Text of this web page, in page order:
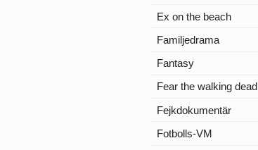
Ex on the beach
Familjedrama
Fantasy
Fear the walking dead
Fejkdokumentär
Fotbolls-VM